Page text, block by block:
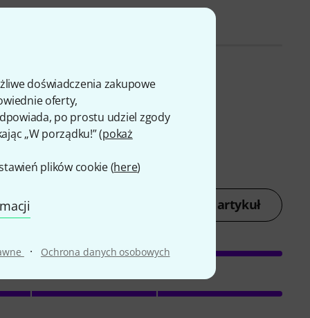
doświadczenia zakupowe
oferty,
po prostu udziel zgody
„W porządku!” (pokaż
plików cookie (here)
· Ochrona danych osobowych
Oceń artykuł